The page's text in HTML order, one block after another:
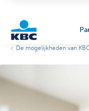
De mogelijkheden van